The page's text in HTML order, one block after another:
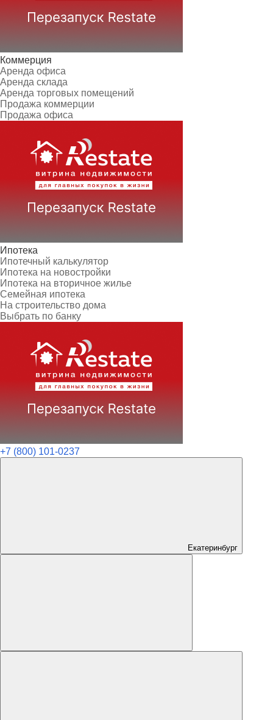
Коммерция
Аренда офиса
Аренда склада
Аренда торговых помещений
Продажа коммерции
Продажа офиса
Ипотека
Ипотечный калькулятор
Ипотека на новостройки
Ипотека на вторичное жилье
Семейная ипотека
На строительство дома
Выбрать по банку
+7 (800) 101-0237
Екатеринбург